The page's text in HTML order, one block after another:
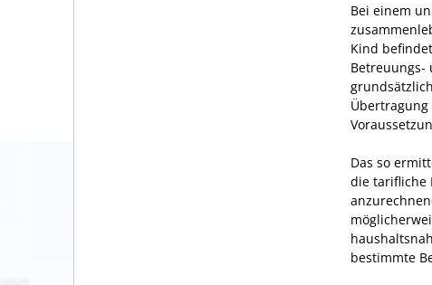
Bei einem
Kind
Betreuungs-
Das so
die tarifliche
bestimmte